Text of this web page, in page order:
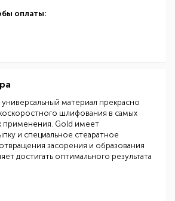
оплаты:
материал прекрасно
шлифования в самых
применения. Gold имеет
и специальное стеаратное
засорения и образования
достигать оптимального результата